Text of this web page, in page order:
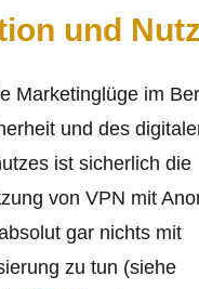
und
Marketinglüge im
und des
ist sicherlich die
von VPN mit
gar nichts mit
zu tun (siehe